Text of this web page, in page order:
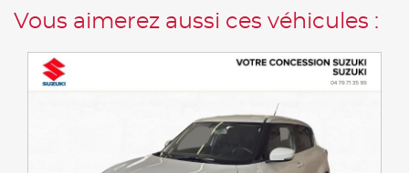
Vous aimerez aussi ces véhicules :